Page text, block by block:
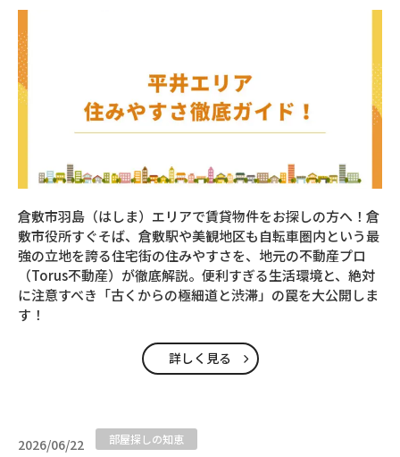
倉敷市羽島（はしま）エリアで賃貸物件をお探しの方へ！倉
敷市役所すぐそば、倉敷駅や美観地区も自転車圏内という最
強の立地を誇る住宅街の住みやすさを、地元の不動産プロ
（Torus不動産）が徹底解説。便利すぎる生活環境と、絶対
に注意すべき「古くからの極細道と渋滞」の罠を大公開しま
す！
詳しく見る
2026/06/22 部屋探しの知恵